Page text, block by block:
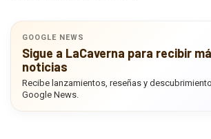
GOOGLE NEWS
Sigue a LaCaverna para recibir
noticias
Recibe lanzamientos, reseñas y
Google News.